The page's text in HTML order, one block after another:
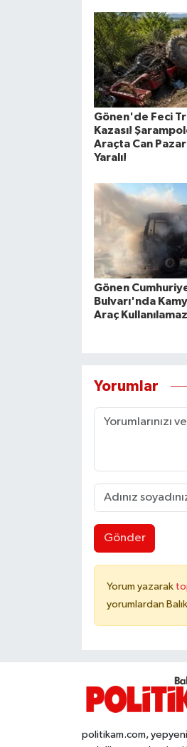
Gönen'de Feci
Kazası!
Araçta Can
Yaralı!
Gönen
Bulvarı'nda
Araç
Yorumlar
Gönder
Yorum yazarak
yorumlardan
politikam.com,